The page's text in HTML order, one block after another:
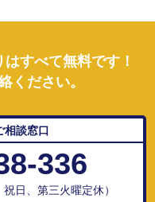
すべて無料です！
ください。
相談窓口
336
日、第三火曜定休）